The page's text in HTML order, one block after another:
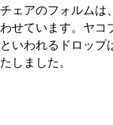
ェアのフォルムは
せています。ヤコ
いわれるドロッ
しました。